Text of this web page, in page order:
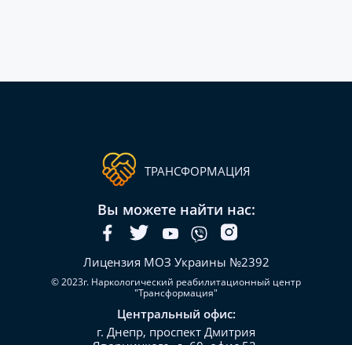
ТРАНСФОРМАЦИЯ
Вы можете найти нас:
Лицензия МОЗ Украины №2392
© 2023г. Наркологический реабилитационный центр
"Трансформация"
Центральный офис:
г. Днепр, проспект Дмитрия